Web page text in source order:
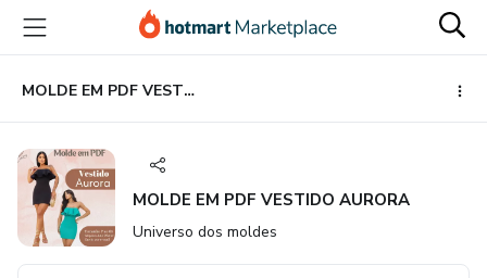
para
conteúdo
principal
para
pagamento
para
rodapé
MOLDE EM PDF VESTIDO AURORA
MOLDE EM PDF VESTIDO AURORA
Universo dos moldes